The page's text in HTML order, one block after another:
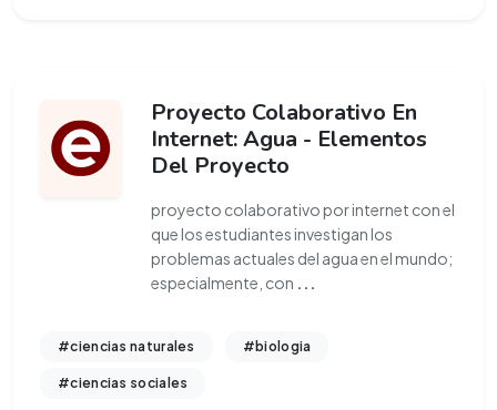
Proyecto Colaborativo En
Internet: Agua - Elementos
Del Proyecto
proyecto colaborativo por internet con el
que los estudiantes investigan los
problemas actuales del agua en el mundo;
especialmente, con ...
#ciencias naturales #biologia
#ciencias sociales